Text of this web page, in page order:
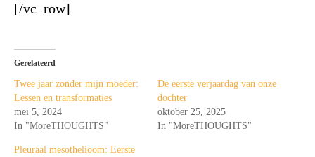
[/vc_row]
Gerelateerd
Twee jaar zonder mijn moeder:
Lessen en transformaties
mei 5, 2024
In "MoreTHOUGHTS"
De eerste verjaardag van onze
dochter
oktober 25, 2025
In "MoreTHOUGHTS"
Pleuraal mesothelioom: Eerste